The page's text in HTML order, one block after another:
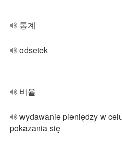
통계
odsetek
비율
wydawanie pieniędzy w
pokazania się